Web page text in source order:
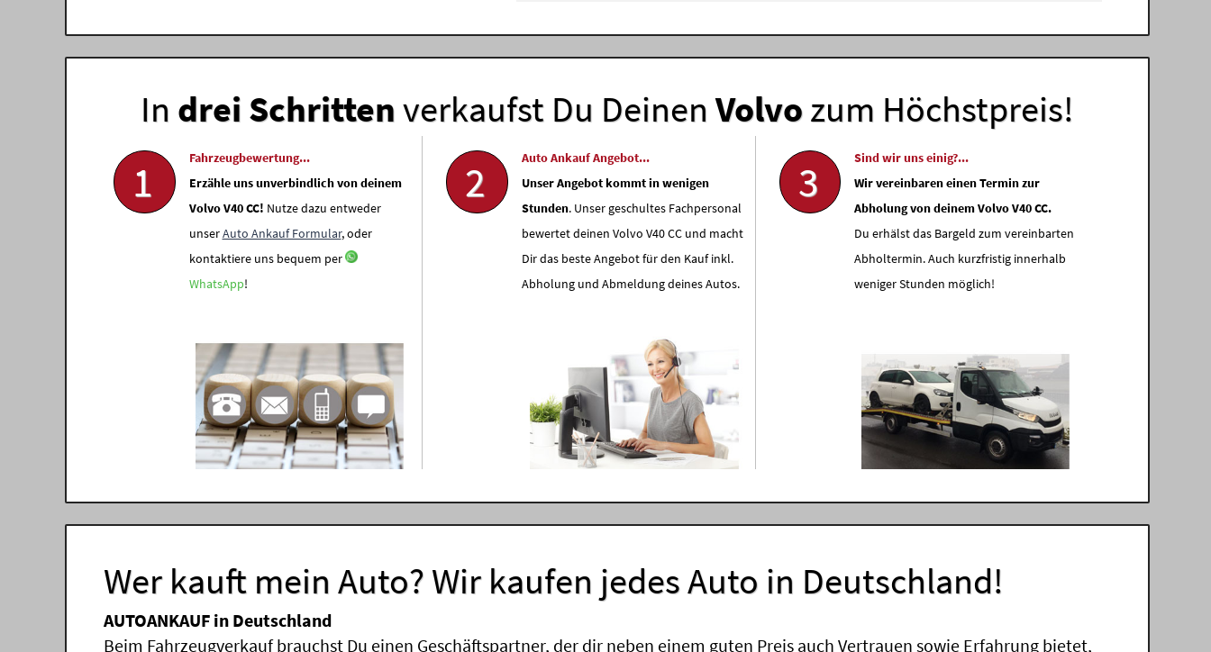
In drei Schrittenverkaufst Du DeinenVolvozum Höchstpreis!
1
Fahrzeugbewertung...
Erzähle uns unverbindlich von deinem
Volvo V40 CC! Nutze dazu entweder
unserAuto Ankauf Formular, oder
kontaktiere uns bequem per
WhatsApp!
2
Auto Ankauf Angebot...
Unser Angebot kommt in wenigen
Stunden. Unser geschultes Fachpersonal
bewertet deinen Volvo V40 CC und macht
Dir das beste Angebot für den Kauf inkl.
Abholung und Abmeldung deines Autos.
3
Sind wir uns einig?...
Wir vereinbaren einen Termin zur
Abholung von deinem Volvo V40 CC.
Du erhälst das Bargeld zum vereinbarten
Abholtermin. Auch kurzfristig innerhalb
weniger Stunden möglich!
Wer kauft mein Auto? Wir kaufen jedes Auto in Deutschland!
AUTOANKAUF in Deutschland
Beim Fahrzeugverkauf brauchst Du einen Geschäftspartner, der dir neben einem guten Preis auch Vertrauen sowie Erfahrung bietet,